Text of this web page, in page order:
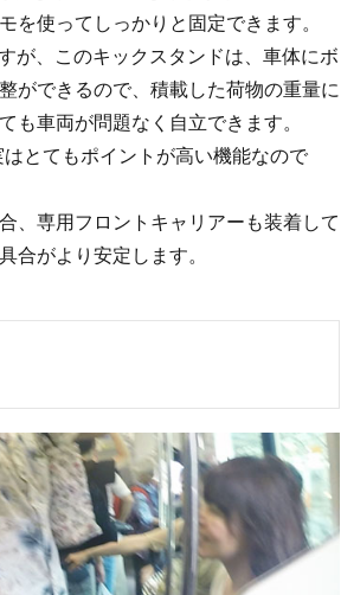
を使ってしっかりと固定できます。
が、このキックスタンドは、車体にボ
ができるので、積載した荷物の重量に
も車両が問題なく自立できます。
とてもポイントが高い機能なので
、専用フロントキャリアーも装着して
合がより安定します。